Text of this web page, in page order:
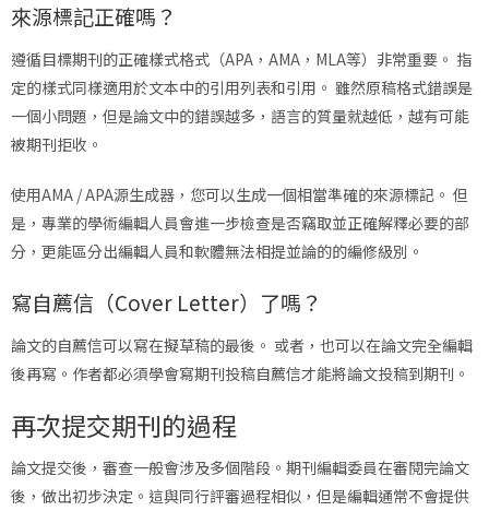
來源標記正確嗎？
遵循目標期刊的正確樣式格式（APA，AMA，MLA等）非常重要。 指
定的樣式同樣適用於文本中的引用列表和引用。 雖然原稿格式錯誤是
一個小問題，但是論文中的錯誤越多，語言的質量就越低，越有可能
被期刊拒收。
使用AMA / APA源生成器，您可以生成一個相當準確的來源標記。 但
是，專業的學術編輯人員會進一步檢查是否竊取並正確解釋必要的部
分，更能區分出編輯人員和軟體無法相提並論的的編修級別。
寫自薦信（Cover Letter）了嗎？
論文的自薦信可以寫在擬草稿的最後。 或者，也可以在論文完全編輯
後再寫。作者都必須學會寫期刊投稿自薦信才能將論文投稿到期刊。
再次提交期刊的過程
論文提交後，審查一般會涉及多個階段。期刊編輯委員在審閱完論文
後，做出初步決定。這與同行評審過程相似，但是編輯通常不會提供